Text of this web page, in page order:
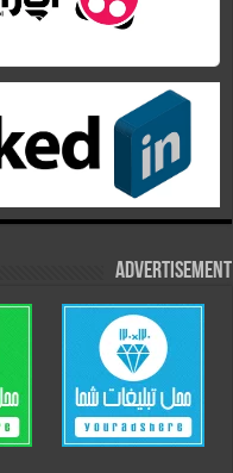
Advertisement